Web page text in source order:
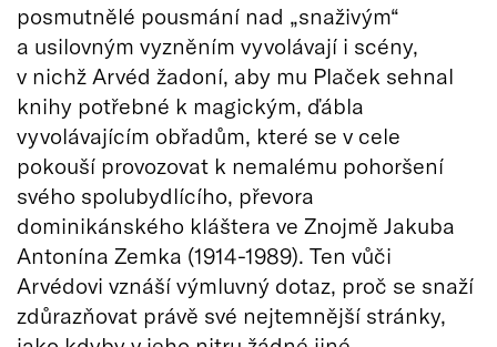
posmutnělé pousmání nad „snaživým“
a usilovným vyzněním vyvolávají i scény,
v nichž Arvéd žadoní, aby mu Plaček sehnal
knihy potřebné k magickým, ďábla
vyvolávajícím obřadům, které se v cele
pokouší provozovat k nemalému pohoršení
svého spolubydlícího, převora
dominikánského kláštera ve Znojmě Jakuba
Antonína Zemka (1914-1989). Ten vůči
Arvédovi vznáší výmluvný dotaz, proč se snaží
zdůrazňovat právě své nejtemnější stránky,